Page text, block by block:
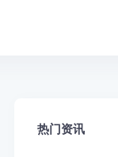
热门资讯